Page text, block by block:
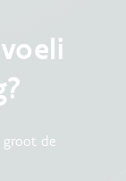
groot de